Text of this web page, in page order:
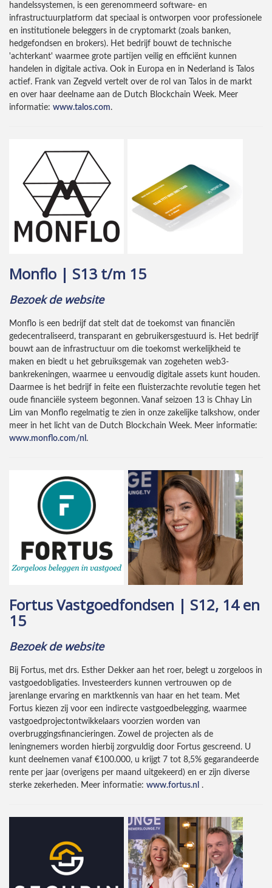
handelssystemen, is een gerenommeerd software- en
infrastructuurplatform dat speciaal is ontworpen voor professionele
en institutionele beleggers in de cryptomarkt (zoals banken,
hedgefondsen en brokers). Het bedrijf bouwt de technische
'achterkant' waarmee grote partijen veilig en efficiënt kunnen
handelen in digitale activa. Ook in Europa en in Nederland is Talos
actief. Frank van Zegveld vertelt over de rol van Talos in de markt
en over haar deelname aan de Dutch Blockchain Week. Meer
informatie: www.talos.com.
Monflo | S13 t/m 15
Bezoek de website
Monflo is een bedrijf dat stelt dat de toekomst van financiën
gedecentraliseerd, transparant en gebruikersgestuurd is. Het bedrijf
bouwt aan de infrastructuur om die toekomst werkelijkheid te
maken en biedt u het gebruiksgemak van zogeheten web3-
bankrekeningen, waarmee u eenvoudig digitale assets kunt houden.
Daarmee is het bedrijf in feite een fluisterzachte revolutie tegen het
oude financiële systeem begonnen. Vanaf seizoen 13 is Chhay Lin
Lim van Monflo regelmatig te zien in onze zakelijke talkshow, onder
meer in het licht van de Dutch Blockchain Week. Meer informatie:
www.monflo.com/nl .
Fortus Vastgoedfondsen | S12, 14 en
15
Bezoek de website
Bij Fortus, met drs. Esther Dekker aan het roer, belegt u zorgeloos in
vastgoedobligaties. Investeerders kunnen vertrouwen op de
jarenlange ervaring en marktkennis van haar en het team. Met
Fortus kiezen zij voor een indirecte vastgoedbelegging, waarmee
vastgoedprojectontwikkelaars voorzien worden van
overbruggingsfinancieringen. Zowel de projecten als de
leningnemers worden hierbij zorgvuldig door Fortus gescreend. U
kunt deelnemen vanaf €100.000, u krijgt 7 tot 8,5% gegarandeerde
rente per jaar (overigens per maand uitgekeerd) en er zijn diverse
sterke zekerheden. Meer informatie: www.fortus.nl .